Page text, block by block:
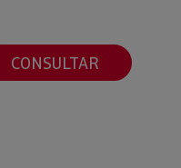
CONSULTAR